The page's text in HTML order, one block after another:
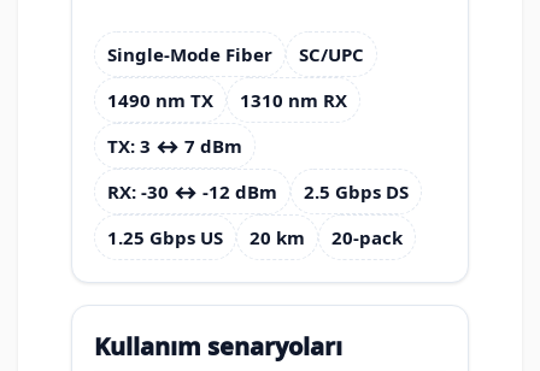
Single-Mode Fiber
SC/UPC
1490 nm TX
1310 nm RX
TX: 3 ↔ 7 dBm
RX: -30 ↔ -12 dBm
2.5 Gbps DS
1.25 Gbps US
20 km 20-pack
Kullanım senaryoları